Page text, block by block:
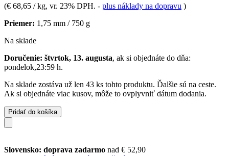
(€ 68,65 / kg, vr. 23% DPH. - plus náklady na dopravu )
Priemer: 1,75 mm / 750 g
Na sklade
Doručenie: štvrtok, 13. augusta, ak si objednáte do dňa:
pondelok,23:59 h.
Na sklade zostáva už len 43 ks tohto produktu. Ďalšie sú na ceste.
Ak si objednáte viac kusov, môže to ovplyvniť dátum dodania.
Pridať do košíka
Slovensko: doprava zadarmo nad € 52,90